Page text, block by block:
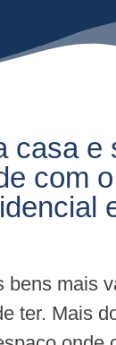
casa e
com
bens mais
ter. Mais